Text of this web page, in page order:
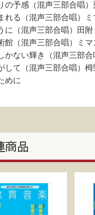
の予感（混声三部合唱
れる（混声三部合唱）
に（混声三部合唱）田附
館（混声三部合唱）ミ
かない輝き（混声三部
して（混声三部合唱）
めに
商品